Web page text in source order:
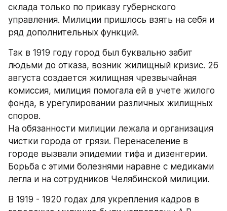
склада только по приказу губернского
управления. Милиции пришлось взять на себя и
ряд дополнительных функций.
Так в 1919 году город был буквально забит
людьми до отказа, возник жилищный кризис. 26
августа создается жилищная чрезвычайная
комиссия, милиция помогала ей в учете жилого
фонда, в урегулировании различных жилищных
споров.
На обязанности милиции лежала и организация
чистки города от грязи. Перенаселение в
городе вызвали эпидемии тифа и дизентерии.
Борьба с этими болезнями наравне с медиками
легла и на сотрудников Челябинской милиции.
В 1919 - 1920 годах для укрепления кадров в